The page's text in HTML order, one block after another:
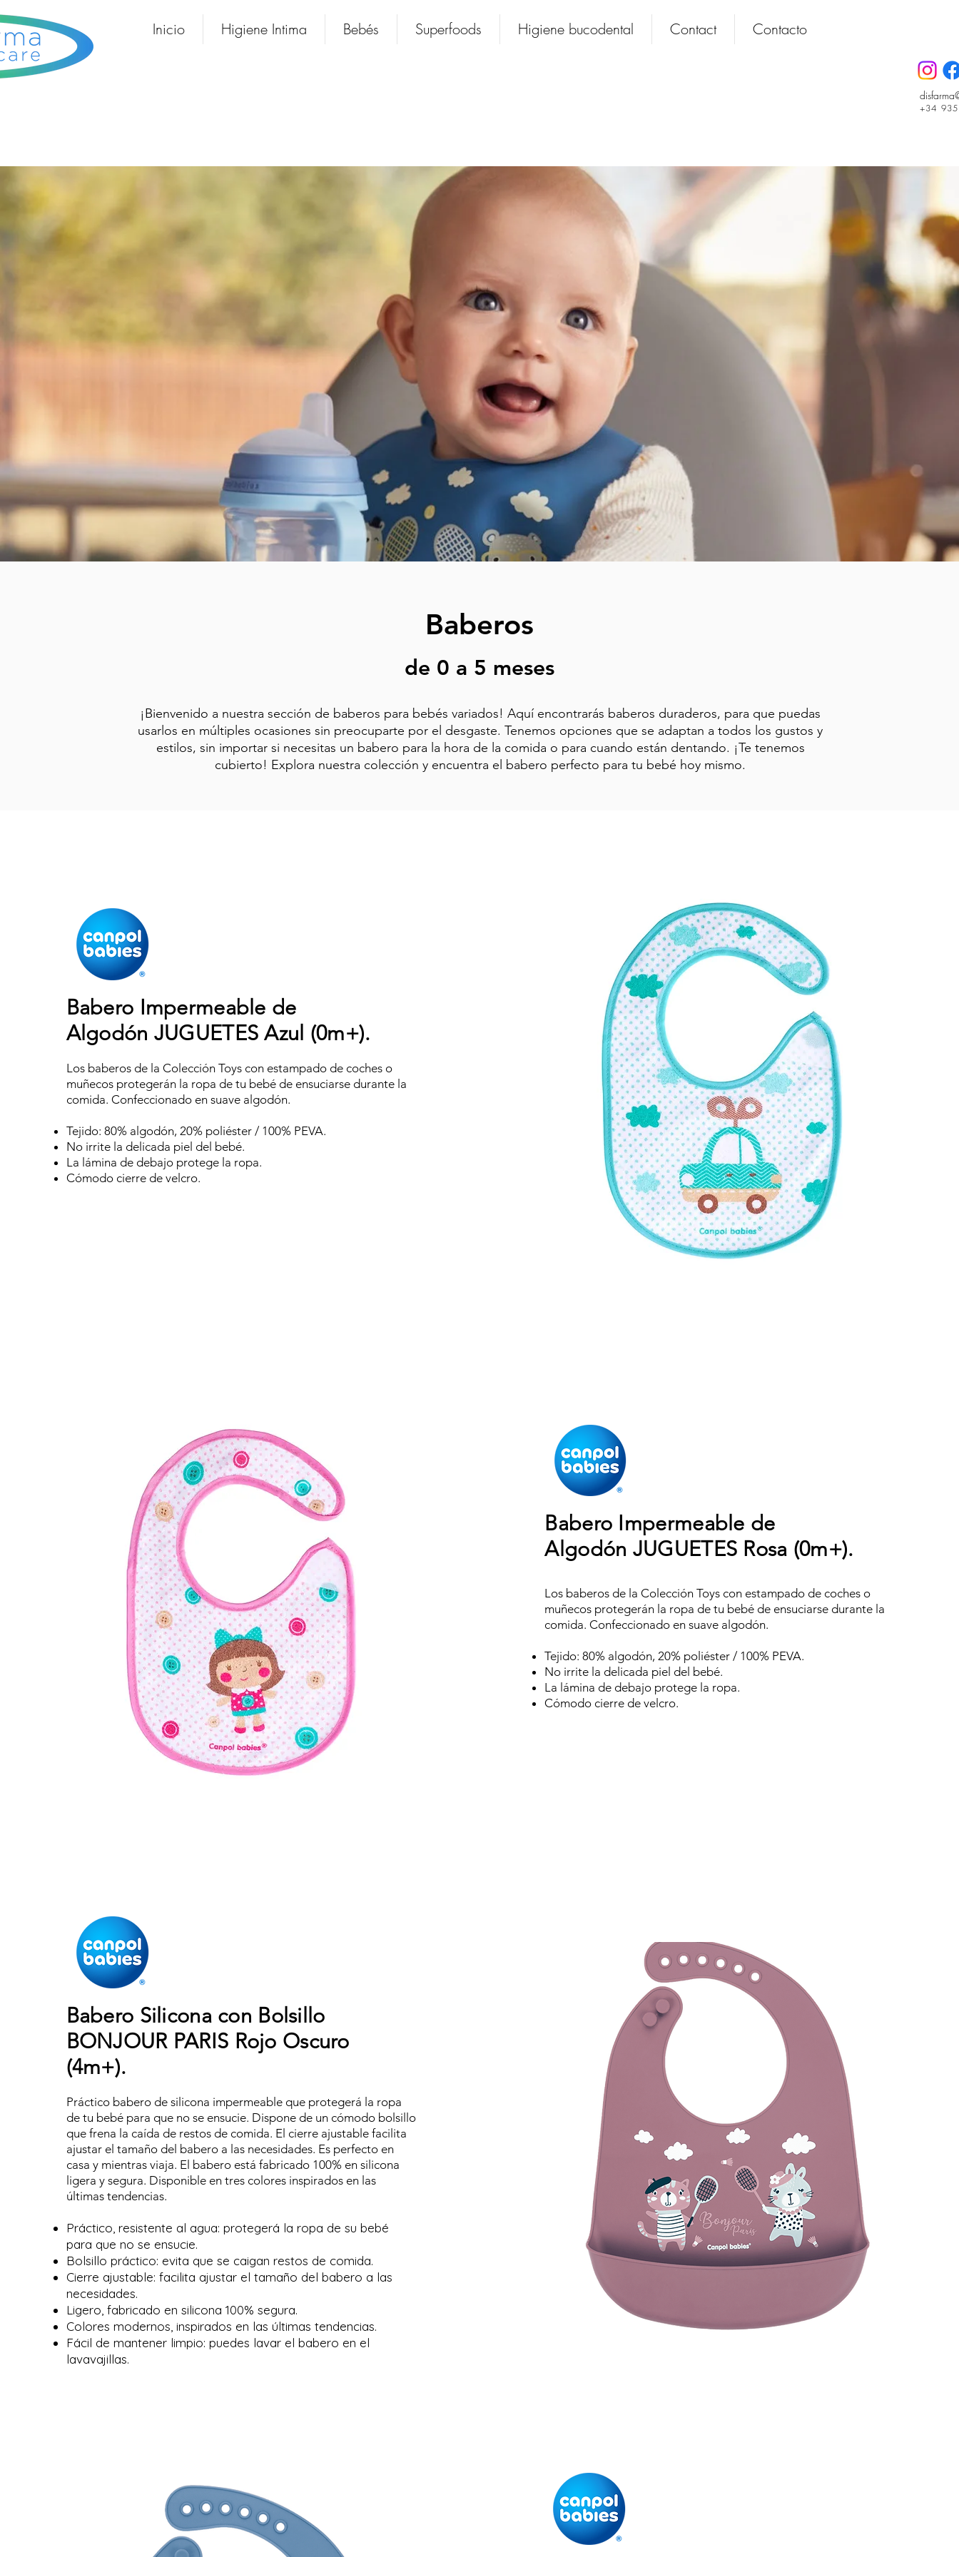
Inicio Higiene Intima Bebés Superfoods Higiene bucodental Contact Contacto
+34
Baberos
de 0 a 5 meses
¡Bienvenido a nuestra sección de baberos para bebés variados! Aquí encontrarás baberos duraderos, para que puedas
usarlos en múltiples ocasiones sin preocuparte por el desgaste. Tenemos opciones que se adaptan a todos los gustos y
estilos, sin importar si necesitas un babero para la hora de la comida o para cuando están dentando. ¡Te tenemos
cubierto! Explora nuestra colección y encuentra el babero perfecto para tu bebé hoy mismo.
Babero Impermeable de
Algodón JUGUETES Azul (0m+).
Los baberos de la Colección Toys con estampado de coches o
muñecos protegerán la ropa de tu bebé de ensuciarse durante la
comida. Confeccionado en suave algodón.
Tejido: 80% algodón, 20% poliéster / 100% PEVA.
No irrite la delicada piel del bebé.
La lámina de debajo protege la ropa.
Cómodo cierre de velcro.
Babero Impermeable de
Algodón JUGUETES Rosa (0m+).
Los baberos de la Colección Toys con estampado de coches o
muñecos protegerán la ropa de tu bebé de ensuciarse durante la
comida. Confeccionado en suave algodón.
Tejido: 80% algodón, 20% poliéster / 100% PEVA.
No irrite la delicada piel del bebé.
La lámina de debajo protege la ropa.
Cómodo cierre de velcro.
Babero Silicona con Bolsillo
BONJOUR PARIS Rojo Oscuro
(4m+).
Práctico babero de silicona impermeable que protegerá la ropa
de tu bebé para que no se ensucie. Dispone de un cómodo bolsillo
que frena la caída de restos de comida. El cierre ajustable facilita
ajustar el tamaño del babero a las necesidades. Es perfecto en
casa y mientras viaja. El babero está fabricado 100% en silicona
ligera y segura. Disponible en tres colores inspirados en las
últimas tendencias.
Práctico, resistente al agua: protegerá la ropa de su bebé
para que no se ensucie.
Bolsillo práctico: evita que se caigan restos de comida.
Cierre ajustable: facilita ajustar el tamaño del babero a las
necesidades.
Ligero, fabricado en silicona 100% segura.
Colores modernos, inspirados en las últimas tendencias.
Fácil de mantener limpio: puedes lavar el babero en el
lavavajillas.